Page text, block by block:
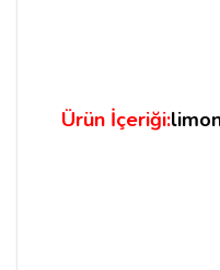
Ürün İçeriği: